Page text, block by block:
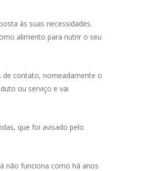
às suas necessidades.
alimento para nutrir o seu
de contato, nomeadamente o
ou serviço e vai
que foi avisado pelo
não funciona como há anos